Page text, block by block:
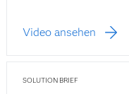
Video ansehen
SOLUTION BRIEF